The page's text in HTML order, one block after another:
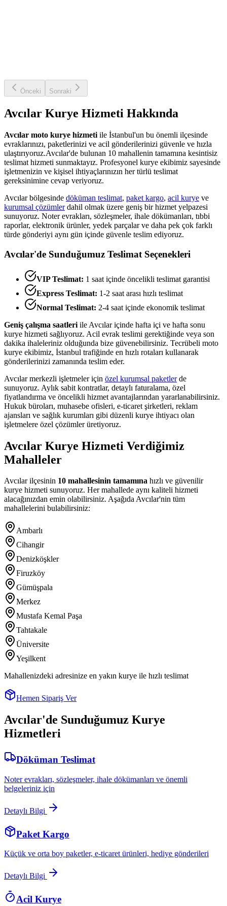
Önceki Sonraki
Avcılar Kurye Hizmeti Hakkında
Avcılar moto kurye hizmeti ile İstanbul'un bu önemli ilçesinde
evraklarınızı, paketlerinizi ve acil gönderilerinizi güvenle ve hızla
ulaştırıyoruz.Avcılar'de bulunan 10 mahallenin tamamına kesintisiz
teslimat hizmeti sunmaktayız. Profesyonel kurye ekibimiz sayesinde
işletmenizin ve kişisel ihtiyaçlarınızın her türlü teslimat
gereksinimine cevap veriyoruz.
Avcılarbölgesinde döküman teslimat, paket kargo, acil kurye ve
kurumsal çözümlerdahil olmak üzere geniş bir hizmet yelpazesi
sunuyoruz. Noter evrakları, sözleşmeler, ihale dökümanları, tıbbi
raporlar, elektronik ürünler, yedek parçalar ve daha pek çok farklı
türde gönderiyi aynı gün içinde güvenle teslim ediyoruz.
Avcılar'de Sunduğumuz Teslimat Seçenekleri
VIP Teslimat: 1 saat içinde öncelikli teslimat garantisi
Express Teslimat: 1-2 saat arası hızlı teslimat
Normal Teslimat: 2-4 saat içinde ekonomik teslimat
Geniş çalışma saatleri ile Avcılariçinde hafta içi ve hafta sonu
kurye hizmeti sağlıyoruz. Acil evrak teslimi gerektiğinde veya son
dakika ihaleleriniz olduğunda bize güvenebilirsiniz. Tecrübeli moto
kurye ekibimiz, İstanbul trafiğinde en hızlı rotaları kullanarak
gönderilerinizi zamanında teslim eder.
Avcılarmerkezli işletmeler için özel kurumsal paketlerde
sunuyoruz. Aylık sabit kontratlar, detaylı faturalama, özel
fiyatlandırma ve öncelikli hizmet avantajlarından yararlanabilirsiniz.
Hukuk büroları, muhasebe ofisleri, e-ticaret şirketleri, reklam
ajansları ve sağlık kurumları gibi düzenli kurye ihtiyacı olan
işletmelere özel çözümler üretiyoruz.
Avcılar Kurye Hizmeti Verdiğimiz
Mahalleler
Avcılarilçesinin 10 mahallesinin tamamına hızlı ve güvenilir
kurye hizmeti sunuyoruz. Her mahallede aynı kaliteli hizmeti
alacağınızdan emin olabilirsiniz. AşağıdaAvcılar'nin tüm
mahallelerini bulabilirsiniz:
Ambarlı
Cihangir
Denizköşkler
Firuzköy
Gümüşpala
Merkez
Mustafa Kemal Paşa
Tahtakale
Üniversite
Yeşilkent
Mahallenizdeki adresinize en yakın kurye ile hızlı teslimat
Hemen Sipariş Ver
Avcılar'de Sunduğumuz Kurye
Hizmetleri
Döküman Teslimat
Noter evrakları, sözleşmeler, ihale dökümanları ve önemli
belgeleriniz için
Detaylı Bilgi
Paket Kargo
Küçük ve orta boy paketler, e-ticaret ürünleri, hediye gönderileri
Detaylı Bilgi
Acil Kurye